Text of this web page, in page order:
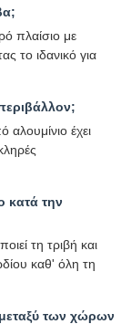
πλαίσιο με
το ιδανικό για
έχει
κατά την
τη τριβή και
καθ' όλη τη
μεταξύ των χώρων